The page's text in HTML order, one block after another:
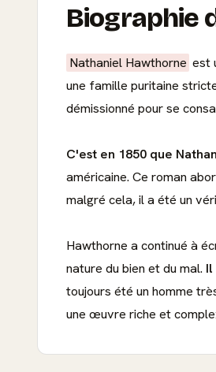
Biographie
Nathaniel Hawthorne est
une famille puritaine
démissionné pour se
C'est en 1850 que
américaine. Ce roman
malgré cela, il a été un
Hawthorne a continué à
nature du bien et du mal.
toujours été un homme
une œuvre riche et